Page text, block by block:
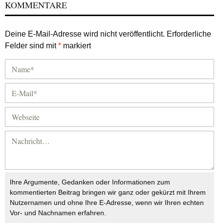
KOMMENTARE
Deine E-Mail-Adresse wird nicht veröffentlicht. Erforderliche
Felder sind mit* markiert
Ihre Argumente, Gedanken oder Informationen zum
kommentierten Beitrag bringen wir ganz oder gekürzt mit Ihrem
Nutzernamen und ohne Ihre E-Adresse, wenn wir Ihren echten
Vor- und Nachnamen erfahren.